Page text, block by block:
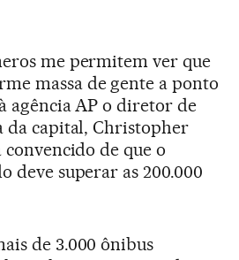
me permitem ver que
massa de gente a ponto
agência AP o diretor de
da capital, Christopher
de que o
deve superar as 200.000
de 3.000 ônibus